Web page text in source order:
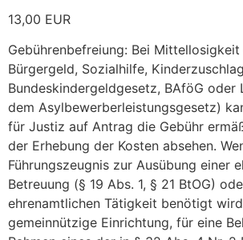
13,00 EUR
Gebührenbefreiung: Bei
Bürgergeld, Sozialhilfe,
Bundeskindergeldgesetz, BAföG oder
dem Asylbewerberleistungsgesetz)
für Justiz auf Antrag die Gebühr
der Erhebung der Kosten absehen.
Führungszeugnis zur Ausübung einer
Betreuung (§ 19 Abs. 1, § 21 BtOG)
ehrenamtlichen Tätigkeit benötigt
gemeinnützige Einrichtung, für eine